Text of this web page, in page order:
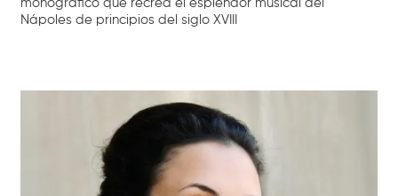
monográfico que recrea el esplendor musical del
Nápoles de principios del siglo XVIII